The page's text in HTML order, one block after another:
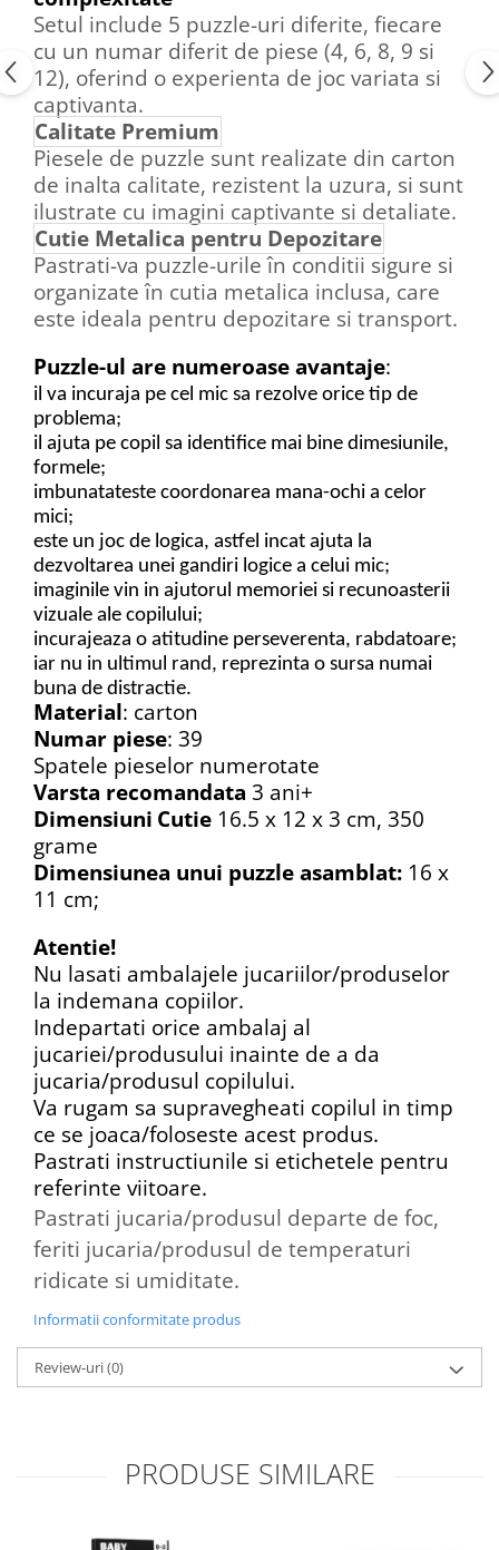
Setul include 5 puzzle-uri diferite, fiecare
cu un numar diferit de piese (4, 6, 8, 9 si
12), oferind o experienta de joc variata si
captivanta.
Calitate Premium
Piesele de puzzle sunt realizate din carton
de inalta calitate, rezistent la uzura, si sunt
ilustrate cu imagini captivante si detaliate.
Cutie Metalica pentru Depozitare
Pastrati-va puzzle-urile în conditii sigure si
organizate în cutia metalica inclusa, care
este ideala pentru depozitare si transport.
Puzzle-ul are numeroase avantaje:
il va incuraja pe cel mic sa rezolve orice tip de
problema;
il ajuta pe copil sa identifice mai bine dimesiunile,
formele;
imbunatateste coordonarea mana-ochi a celor
mici;
este un joc de logica, astfel incat ajuta la
dezvoltarea unei gandiri logice a celui mic;
imaginile vin in ajutorul memoriei si recunoasterii
vizuale ale copilului;
incurajeaza o atitudine perseverenta, rabdatoare;
iar nu in ultimul rand, reprezinta o sursa numai
buna de distractie.
Material: carton
Numar piese: 39
Spatele pieselor numerotate
Varsta recomandata 3 ani+
Dimensiuni Cutie 16.5 x 12 x 3 cm, 350
grame
Dimensiunea unui puzzle asamblat: 16 x
11 cm;
Atentie!
Nu lasati ambalajele jucariilor/produselor
la indemana copiilor.
Indepartati orice ambalaj al
jucariei/produsului inainte de a da
jucaria/produsul copilului.
Va rugam sa supravegheati copilul in timp
ce se joaca/foloseste acest produs.
Pastrati instructiunile si etichetele pentru
referinte viitoare.
Pastrati jucaria/produsul departe de foc,
feriti jucaria/produsul de temperaturi
ridicate si umiditate.
Informatii conformitate produs
Review-uri(0)
PRODUSE SIMILARE